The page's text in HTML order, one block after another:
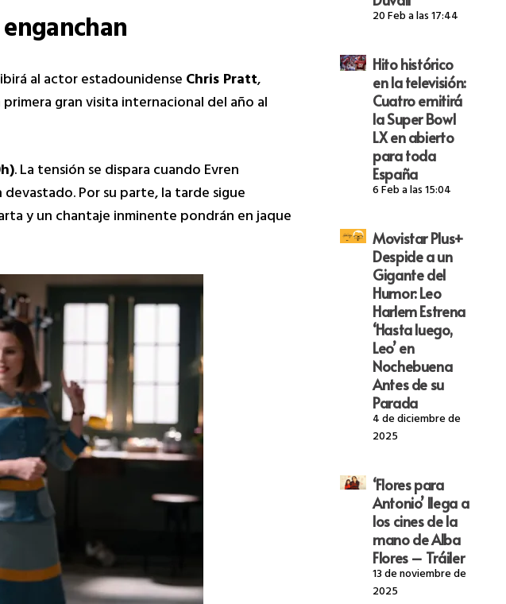
al actor estadounidenseChris Pratt,
gran visita internacional del año al
. La tensión se dispara cuando Evren
Por su parte, la tarde sigue
y un chantaje inminente pondrán en jaque
20 Feb a las 17:44
Hito histórico
en la televisión:
Cuatro emitirá
la Super Bowl
LX en abierto
para toda
España
6 Feb a las 15:04
Movistar Plus+
Despide a un
Gigante del
Humor: Leo
Harlem Estrena
‘Hasta luego,
Leo’ en
Nochebuena
Antes de su
Parada
4 de diciembre de
2025
‘Flores para
Antonio’ llega a
los cines de la
mano de Alba
Flores – Tráiler
13 de noviembre de
2025